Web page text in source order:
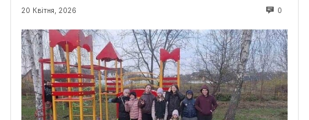
20 Квітня, 2026 0